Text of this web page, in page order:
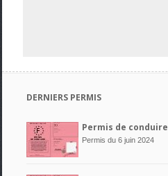
DERNIERS PERMIS
Permis de conduire
Permis du 6 juin 2024